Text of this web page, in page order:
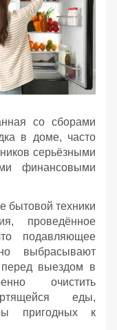
со сборами
в доме, часто
серьёзными
финансовыми
бытовой техники
проведённое
подавляющее
выбрасывают
выездом в
очистить
еды,
пригодных к